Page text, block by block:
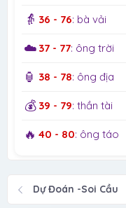
👵 36 - 76: bà vải
☁️ 37 - 77: ông trời
🏮 38 - 78: ông địa
💰 39 - 79: thần tài
🔥 40 - 80: ông táo
Dự Đoán -Soi Cầu